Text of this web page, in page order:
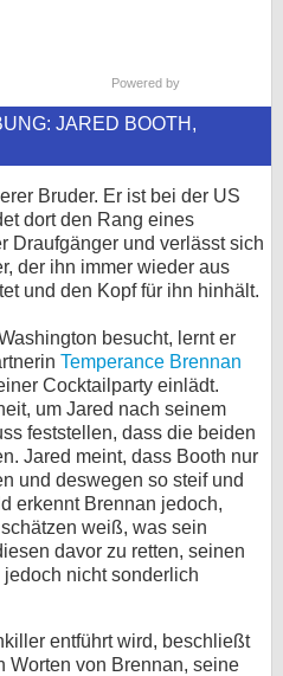
Powered by
JARED BOOTH,
Bruder. Er ist bei der US
dort den Rang eines
Draufgänger und verlässt sich
der ihn immer wieder aus
und den Kopf für ihn hinhält.
besucht, lernt er
Temperance Brennan
Cocktailparty einlädt.
um Jared nach seinem
feststellen, dass die beiden
Jared meint, dass Booth nur
und deswegen so steif und
erkennt Brennan jedoch,
weiß, was sein
davor zu retten, seinen
nicht sonderlich
entführt wird, beschließt
Worten von Brennan, seine
Einstellungen
Ansicht